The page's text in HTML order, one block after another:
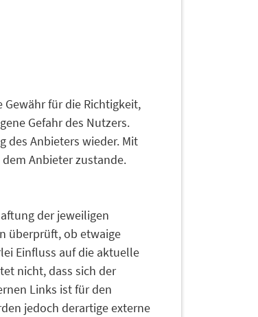
für die Richtigkeit,
Gefahr des Nutzers.
des Anbieters wieder. Mit
Anbieter zustande.
der jeweiligen
überprüft, ob etwaige
Einfluss auf die aktuelle
nicht, dass sich der
Links ist für den
jedoch derartige externe